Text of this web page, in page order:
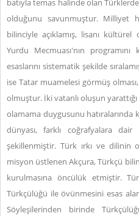
batıyla temas halinde olan
olduğunu savunmuştur. Milliyet
bilinciyle açıklamış, lisanı
Yurdu Mecmuası'nın
esaslarını sistematik şekilde
ise Tatar muamelesi görmüş
olmuştur. İki vatanlı oluşun
olamama duygusunu hatıralarında
dünyası, farklı coğrafyalara
şekillenmiştir. Türk ırkı ve dilinin
misyon üstlenen Akçura, Türkçü
kurulmasına öncülük etmiştir.
Türkçülüğü ile övünmesini esas
Söyleşilerinden birinde